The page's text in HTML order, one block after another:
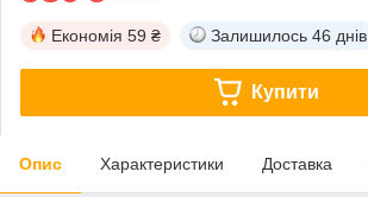
Економія 59 ₴ Залишилось 46 днів
Купити
Опис Характеристики Доставка